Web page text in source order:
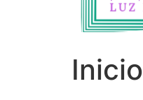
Inicio